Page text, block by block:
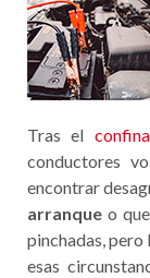
Tras el
conductores
encontrar
arranque o
pinchadas, pero
esas